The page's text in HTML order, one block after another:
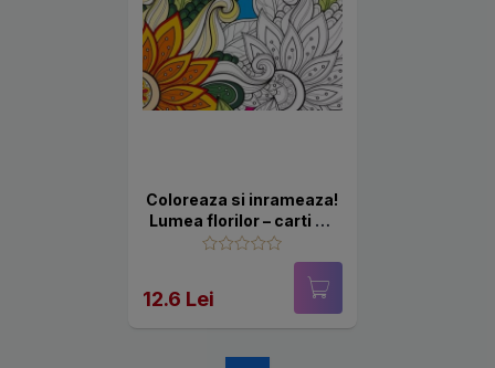
Coloreaza si inrameaza!
Lumea florilor – carti de
colorat pentru toate
12.6 Lei